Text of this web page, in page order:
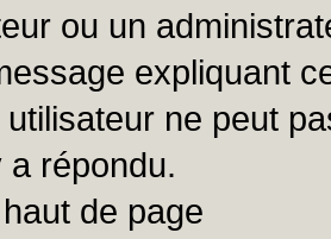
ou un
expliquant
ne peut
a répondu.
de page